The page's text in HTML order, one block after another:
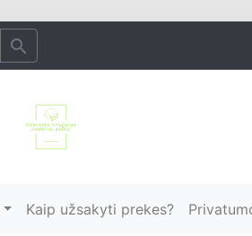
search
Kaip užsakyti prekes?